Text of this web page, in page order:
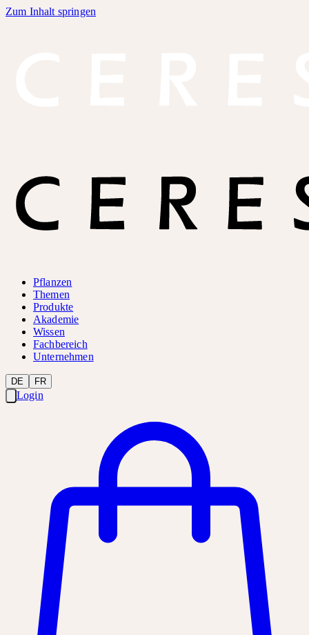
Zum Inhalt springen
Pflanzen
Themen
Produkte
Akademie
Wissen
Fachbereich
Unternehmen
DE FR
Login